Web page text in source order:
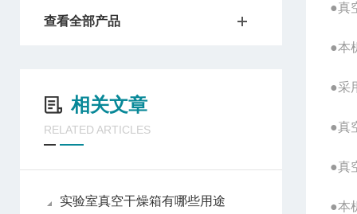
查看全部产品
相关文章
RELATED ARTICLES
实验室真空干燥箱有哪些用途
●真
●本
●采
●真
●真
●本